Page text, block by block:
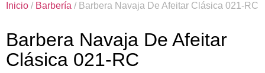
Inicio / Barbería / Barbera Navaja De Afeitar Clásica 021-RC
Barbera Navaja De Afeitar
Clásica 021-RC